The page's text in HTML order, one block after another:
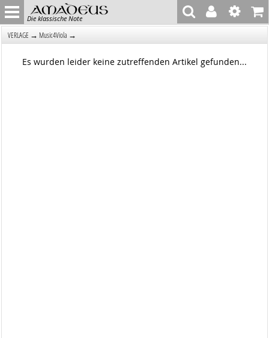
Die klassische Note
VERLAGE → Music4Viola →
Es wurden leider keine zutreffenden Artikel gefunden...